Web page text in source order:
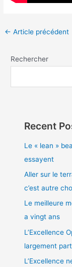
← Article précédent
Rechercher
Recent
Le « lean »
essayent
Aller sur le
c’est autre
Le meilleure
a vingt ans
L’Excellence
largement
L’Excellence